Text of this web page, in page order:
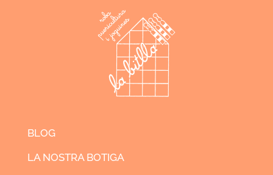
BLOG
LA NOSTRA BOTIGA